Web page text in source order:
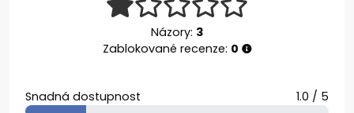
Názory: 3
Zablokované recenze: 0
Snadná dostupnost 1.0 / 5